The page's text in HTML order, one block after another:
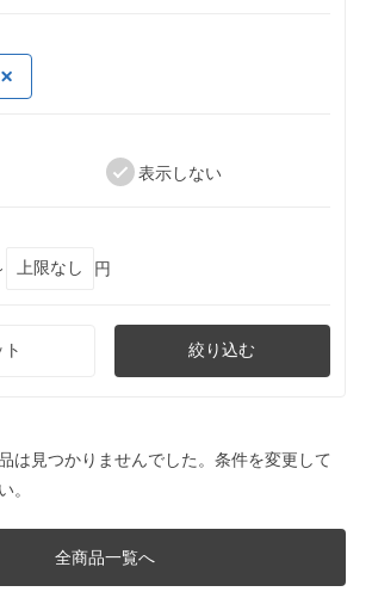
表示しない
円
絞り込む
は見つかりませんでした。条件を変更して
。
全商品一覧へ